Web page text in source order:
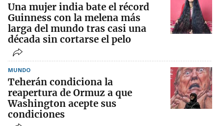
Una mujer india bate el récord
Guinness con la melena más
larga del mundo tras casi una
década sin cortarse el pelo
MUNDO
Teherán condiciona la
reapertura de Ormuz a que
Washington acepte sus
condiciones